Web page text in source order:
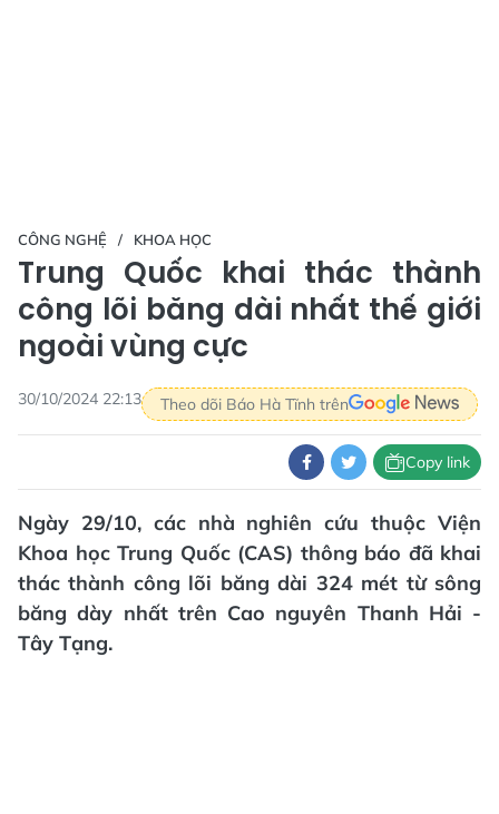
CÔNG NGHỆ KHOA HỌC
Trung Quốc khai thác thành
công lõi băng dài nhất thế giới
ngoài vùng cực
30/10/2024 22:13 Theo dõi Báo Hà Tĩnh trên
Copy link
Ngày 29/10, các nhà nghiên cứu thuộc Viện
Khoa học Trung Quốc (CAS) thông báo đã khai
thác thành công lõi băng dài 324 mét từ sông
băng dày nhất trên Cao nguyên Thanh Hải -
Tây Tạng.